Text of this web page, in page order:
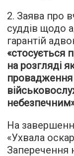
2. Заява про
суддів щодо
гарантій
«стосується
на розгляді
провадження
На
«Ухвала
Заперечення